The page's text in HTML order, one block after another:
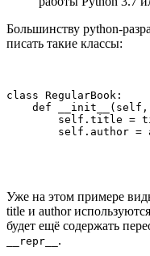
Большинству python-
писать такие классы:
class RegularBook:
def
self.title =
self.author =
Уже на этом примере
title и author
будет ещё содержать
__repr__ .